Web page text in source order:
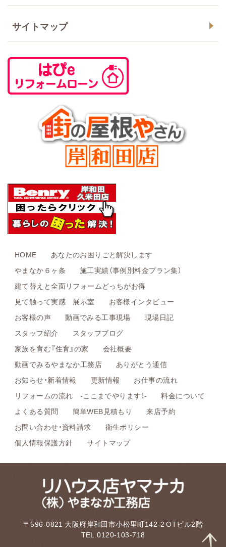
サイトマップ
HOME
あなたのお困りごと解決します
やまなか６ヶ条
施工実績（事例別料金プラン集）
建て替えと全面リフォームどっちがお得
見て触って実感 展示室
お客様インタビュー
お客様の声
動画でみる工事現場
現場日記
スタッフ紹介
スタッフブログ
家族を育む『住育』の家
会社概要
動画でみるやまなか工務店
ありがとう通信
お知らせ・新着情報
更新情報
お仕事の流れ
リフォームの流れ -ここまでやります！-
料金について
よくある質問
簡単WEB見積もり
来店予約
お問い合わせ・資料請求
衛生ポリシー
個人情報保護方針
サイトマップ
〒596-0821 大阪府岸和田市小松里町142-2 OTビル2階
TEL.0120-103-718